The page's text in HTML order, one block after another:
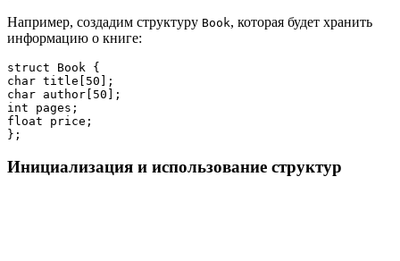
Например, создадим структуру Book, которая будет хранить
информацию о книге:
struct Book {
char title[50];
char author[50];
int pages;
float price;
};
Инициализация и использование структур